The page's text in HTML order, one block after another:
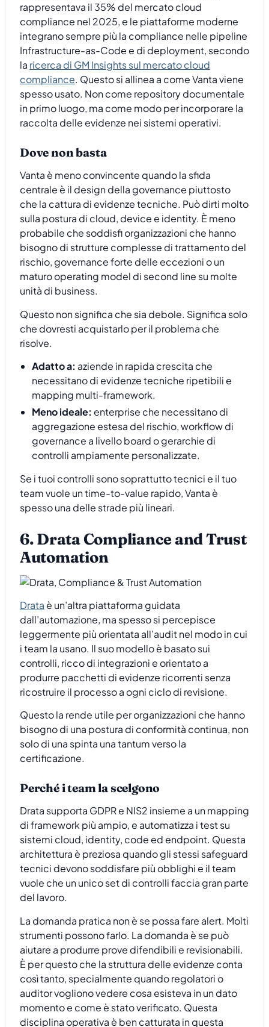
rappresentava il 35% del mercato cloud
compliance nel 2025, e le piattaforme moderne
integrano sempre più la compliance nelle pipeline
Infrastructure-as-Code e di deployment, secondo
la ricerca di GM Insights sul mercato cloud
compliance. Questo si allinea a come Vanta viene
spesso usato. Non come repository documentale
in primo luogo, ma come modo per incorporare la
raccolta delle evidenze nei sistemi operativi.
Dove non basta
Vanta è meno convincente quando la sfida
centrale è il design della governance piuttosto
che la cattura di evidenze tecniche. Può dirti molto
sulla postura di cloud, device e identity. È meno
probabile che soddisfi organizzazioni che hanno
bisogno di strutture complesse di trattamento del
rischio, governance forte delle eccezioni o un
maturo operating model di second line su molte
unità di business.
Questo non significa che sia debole. Significa solo
che dovresti acquistarlo per il problema che
risolve.
Adatto a: aziende in rapida crescita che
necessitano di evidenze tecniche ripetibili e
mapping multi-framework.
Meno ideale: enterprise che necessitano di
aggregazione estesa del rischio, workflow di
governance a livello board o gerarchie di
controlli ampiamente personalizzate.
Se i tuoi controlli sono soprattutto tecnici e il tuo
team vuole un time-to-value rapido, Vanta è
spesso una delle strade più lineari.
6. Drata Compliance and Trust
Automation
Drata è un’altra piattaforma guidata
dall’automazione, ma spesso si percepisce
leggermente più orientata all’audit nel modo in cui
i team la usano. Il suo modello è basato sui
controlli, ricco di integrazioni e orientato a
produrre pacchetti di evidenze ricorrenti senza
ricostruire il processo a ogni ciclo di revisione.
Questo la rende utile per organizzazioni che hanno
bisogno di una postura di conformità continua, non
solo di una spinta una tantum verso la
certificazione.
Perché i team la scelgono
Drata supporta GDPR e NIS2 insieme a un mapping
di framework più ampio, e automatizza i test su
sistemi cloud, identity, code ed endpoint. Questa
architettura è preziosa quando gli stessi safeguard
tecnici devono soddisfare più obblighi e il team
vuole che un unico set di controlli faccia gran parte
del lavoro.
La domanda pratica non è se possa fare alert. Molti
strumenti possono farlo. La domanda è se può
aiutare a produrre prove difendibili e revisionabili.
È per questo che la struttura delle evidenze conta
così tanto, specialmente quando regolatori o
auditor vogliono vedere cosa esisteva in un dato
momento e come è stato verificato. Questa
disciplina operativa è ben catturata in questa